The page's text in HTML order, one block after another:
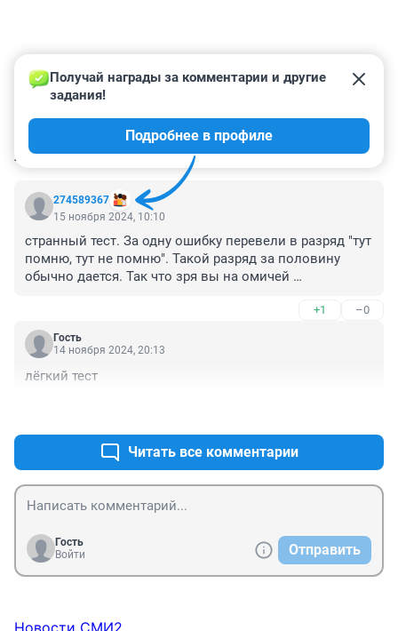
КОММЕНТАРИИ 2
274589367
Получай награды за комментарии и другие
задания!
Подробнее в профиле
15 ноября 2024, 10:10
странный тест. За одну ошибку перевели в разряд "тут
помню, тут не помню". Такой разряд за половину
обычно дается. Так что зря вы на омичей
+1 –0
Гость
14 ноября 2024, 20:13
лёгкий тест
Читать все комментарии
Гость
Войти
Отправить